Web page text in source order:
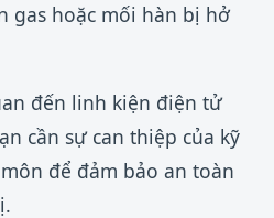
gas hoặc mối hàn bị hở
đến linh kiện điện tử
cần sự can thiệp của kỹ
để đảm bảo an toàn